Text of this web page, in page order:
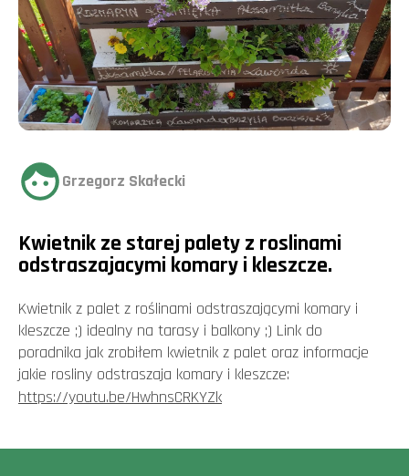
Grzegorz Skałecki
Kwietnik ze starej palety z roslinami
odstraszajacymi komary i kleszcze.
Kwietnik z palet z roślinami odstraszającymi komary i
kleszcze ;) idealny na tarasy i balkony ;) Link do
poradnika jak zrobiłem kwietnik z palet oraz informacje
jakie rosliny odstraszaja komary i kleszcze:
https://youtu.be/HwhnsCRKYZk